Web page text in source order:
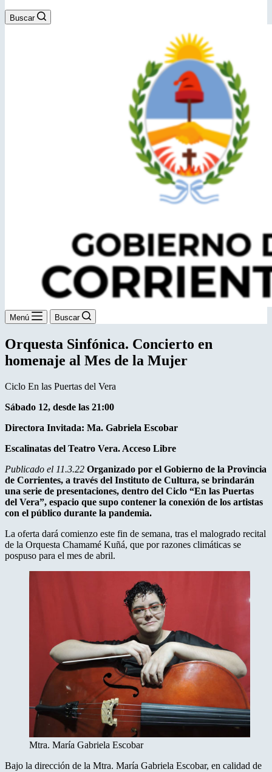
Buscar
Menú Buscar
Orquesta Sinfónica. Concierto en
homenaje al Mes de la Mujer
Ciclo En las Puertas del Vera
Sábado 12, desde las 21:00
Directora Invitada: Ma. Gabriela Escobar
Escalinatas del Teatro Vera. Acceso Libre
Publicado el 11.3.22 Organizado por el Gobierno de la Provincia
de Corrientes, a través del Instituto de Cultura, se brindarán
una serie de presentaciones, dentro del Ciclo “En las Puertas
del Vera”, espacio que supo contener la conexión de los artistas
con el público durante la pandemia.
La oferta dará comienzo este fin de semana, tras el malogrado recital
de la Orquesta Chamamé Kuñá, que por razones climáticas se
pospuso para el mes de abril.
Mtra. María Gabriela Escobar
Bajo la dirección de la Mtra. María Gabriela Escobar, en calidad de